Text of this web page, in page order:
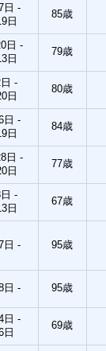
日 -
日
85歳
日 -
日
79歳
-
日
80歳
日 -
日
84歳
日 -
日
77歳
-
日
67歳
日 - 95歳
日 - 95歳
日 -
日
69歳